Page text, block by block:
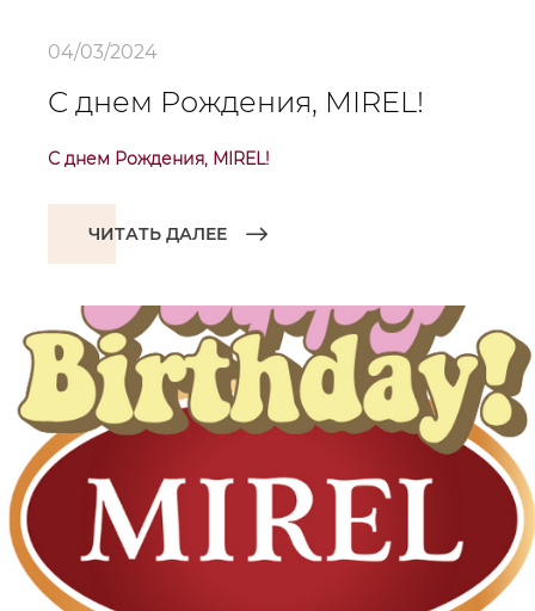
04/03/2024
С днем Рождения, MIREL!
С днем Рождения, MIREL!
ЧИТАТЬ ДАЛЕЕ